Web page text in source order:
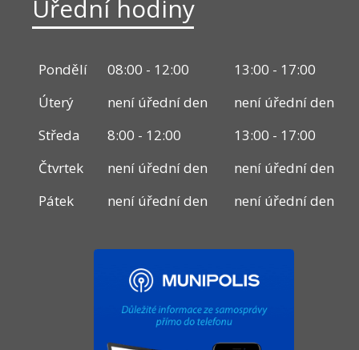
Úřední hodiny
Pondělí 08:00 - 12:00
13:00 - 17:00
Úterý
není úřední den
není úřední den
Středa
8:00 - 12:00
13:00 - 17:00
Čtvrtek
není úřední den
není úřední den
Pátek
není úřední den není úřední den